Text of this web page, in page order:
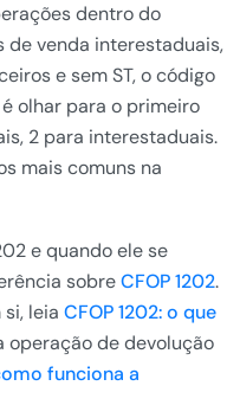
dentro do
de venda interestaduais,
e sem ST, o código
olhar para o primeiro
2 para interestaduais.
mais comuns na
e quando ele se
sobreCFOP 1202.
leia CFOP 1202: o que
operação de devolução
funciona a